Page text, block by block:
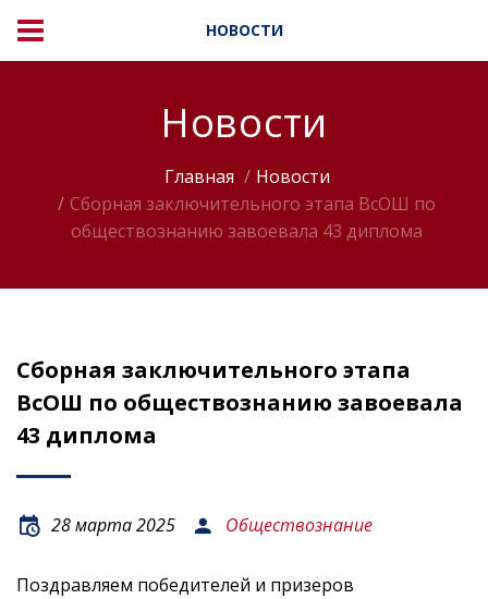
НОВОСТИ
Новости
Главная
Новости
Сборная заключительного этапа ВсОШ по
обществознанию завоевала 43 диплома
Сборная заключительного этапа
ВсОШ по обществознанию завоевала
43 диплома
28 марта 2025 Обществознание
Поздравляем победителей и призеров